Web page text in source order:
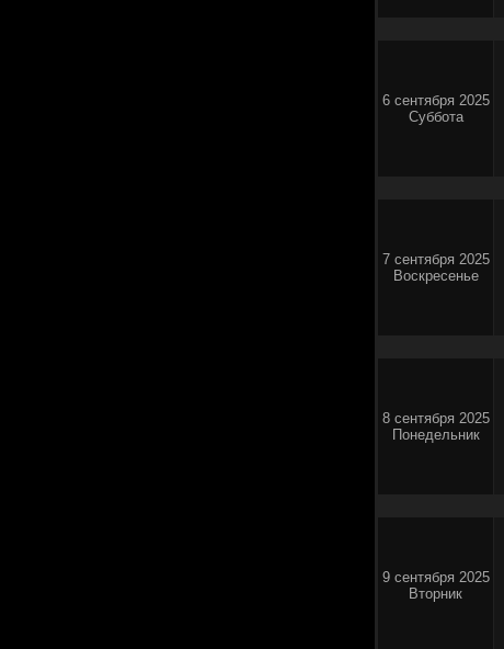
6 сентября 2025
Суббота
7 сентября 2025
Воскресенье
8 сентября 2025
Понедельник
9 сентября 2025
Вторник